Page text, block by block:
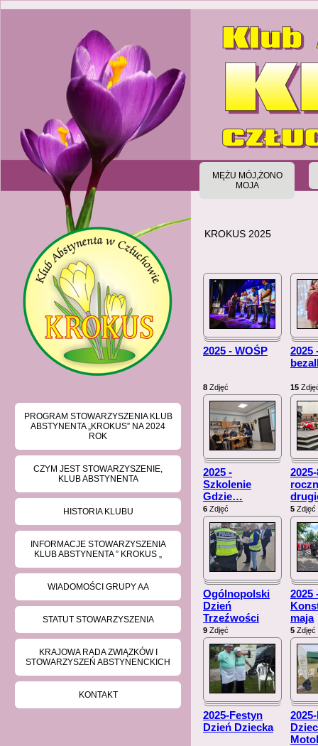
MĘŻU MÓJ,ŻONO
MOJA
PROGRAM STOWARZYSZENIA KLUB
ABSTYNENTA „KROKUS” NA 2024
ROK
CZYM JEST STOWARZYSZENIE,
KLUB ABSTYNENTA
HISTORIA KLUBU
INFORMACJE STOWARZYSZENIA
KLUB ABSTYNENTA ” KROKUS „
WIADOMOŚCI GRUPY AA
STATUT STOWARZYSZENIA
KRAJOWA RADA ZWIĄZKÓW I
STOWARZYSZEŃ ABSTYNENCKICH
KONTAKT
KROKUS 2025
2025 - WOŚP
8 Zdjęć
2025
15
2025 -
Szkolenie
Gdzie…
6 Zdjęć 5 Zdjęć
Ogólnopolski
Dzień
Trzeźwości
9 Zdjęć
2025
maja
5 Zdjęć
2025-Festyn
Dzień Dziecka